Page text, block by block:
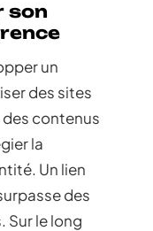
son
un
des sites
contenus
la
Un lien
des
Sur le long